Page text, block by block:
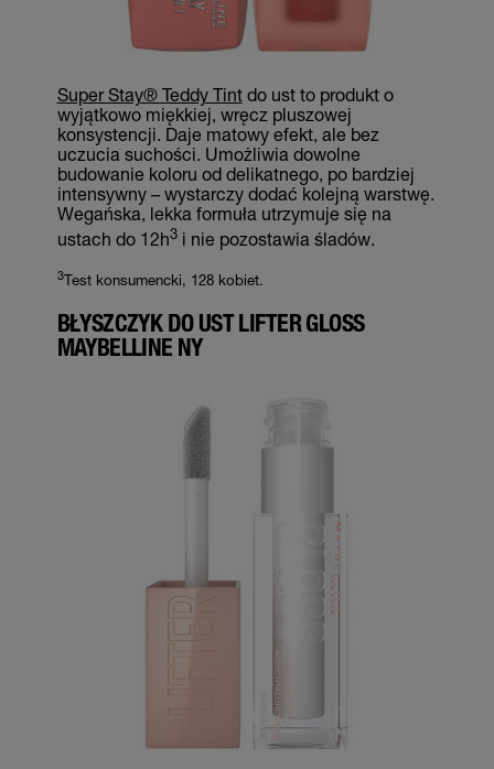
Super Stay® Teddy Tintdo ust to produkt o
wyjątkowo miękkiej, wręcz pluszowej
konsystencji. Daje matowy efekt, ale bez
uczucia suchości. Umożliwia dowolne
budowanie koloru od delikatnego, po bardziej
intensywny – wystarczy dodać kolejną warstwę.
Wegańska, lekka formuła utrzymuje się na
ustach do 12h3i nie pozostawia śladów.
3Test konsumencki, 128 kobiet.
BŁYSZCZYK DO UST LIFTER GLOSS
MAYBELLINE NY